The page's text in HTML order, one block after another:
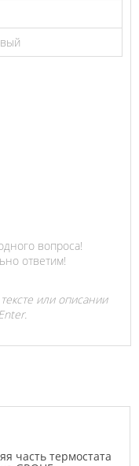
вопроса!
ответим!
или описании
часть термостата